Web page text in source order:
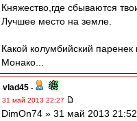
Княжество,где сбываются
Лучшее место на земле.
Какой колумбийский паренек
Монако...
vlad45 -
31 май 2013 22:27
DimOn74 » 31 май 2013 21:52